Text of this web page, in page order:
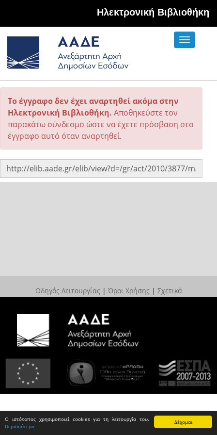
Δέχομαι
Ο ιστότοπος χρησιμοποιεί cookies για τη λειτουργία του.
Περισσότερα
Hλεκτρονική Βιβλιοθήκη
Toggle
Το έγγραφο δεν έχει αναρτηθεί ακόμα στην
Ηλεκτρονική Βιβλιοθήκη. Αποθηκεύστε τον
παρακάτω σύνδεσμο ώστε να έχετε πρόσβαση στο
έγγραφο αυτό όταν αναρτηθεί.
Οδηγός Λειτουργίας | Όροι Χρήσης | Σχετικά